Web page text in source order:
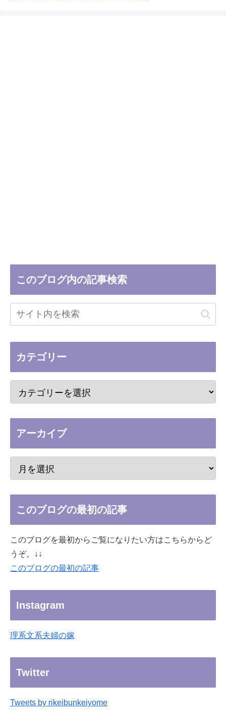
このブログ内の記事検索
カテゴリー
アーカイブ
このブログの最初の記事
このブログを最初からご覧になりたい方はこちらからど
うぞ。↓↓
このブログの最初の記事
Instagram
理系文系夫婦の嫁
Twitter
Tweets by rikeibunkeiyome